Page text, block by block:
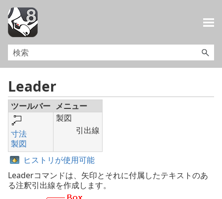
Leader
ツールバー メニュー
寸法
製図
製図
引出線
ヒストリが使用可能
Leaderコマンドは、矢印とそれに付属したテキストのあ
る注釈引出線を作成します。